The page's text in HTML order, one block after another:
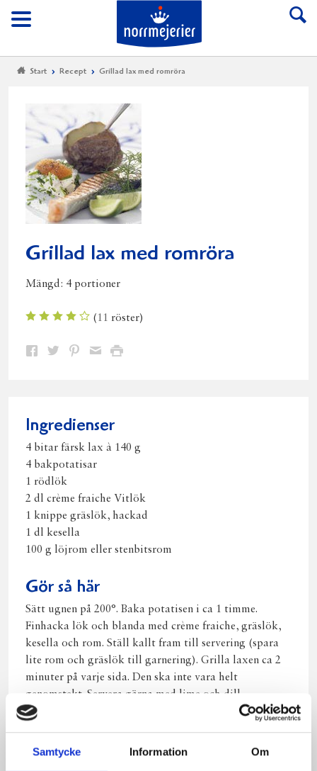
Samtycke Information Om
Meny
Till Norrmejerier
Start Recept Grillad lax med romröra
Grillad lax med romröra
Mängd: 4 portioner
(11 röster)
Dela Dela Dela DelaSkriv
Ingredienser
4 bitar färsk lax à 140 g
4 bakpotatisar
1 rödlök
2 dl crème fraiche Vitlök
1 knippe gräslök, hackad
1 dl kesella
100 g löjrom eller stenbitsrom
Gör så här
Sätt ugnen på 200°. Baka potatisen i ca 1 timme.
Finhacka lök och blanda med crème fraiche, gräslök,
kesella och rom. Ställ kallt fram till servering (spara
lite rom och gräs­lök till garnering). Grilla laxen ca 2
minuter på varje sida. Den ska inte vara helt
genomstekt. Servera gärna med lime och dill.